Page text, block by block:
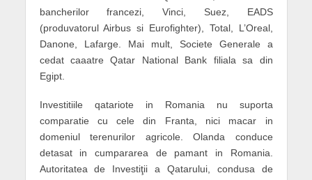
bancherilor francezi, Vinci, Suez, EADS
(produvatorul Airbus si Eurofighter), Total, L’Oreal,
Danone, Lafarge. Mai mult, Societe Generale a
cedat caaatre Qatar National Bank filiala sa din
Egipt.
Investitiile qatariote in Romania nu suporta
comparatie cu cele din Franta, nici macar in
domeniul terenurilor agricole. Olanda conduce
detasat in cumpararea de pamant in Romania.
Autoritatea de Investiţii a Qatarului, condusa de